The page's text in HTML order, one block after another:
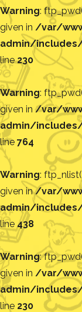
Warning:
given in /var/
admin/
line230
Warning:
given in /var/
admin/
line 764
Warning:
given in/var/
admin/
line 438
Warning:
given in /var/
admin/
line 230